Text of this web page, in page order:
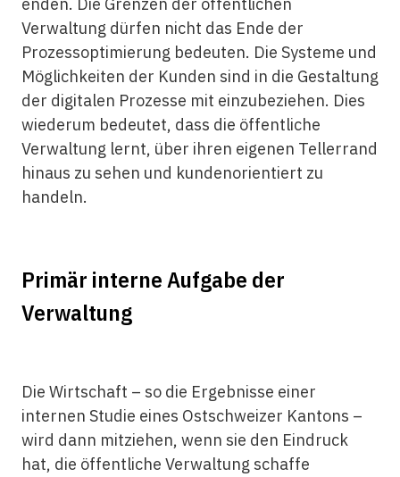
Verwaltung dürfen nicht das Ende der
Prozessoptimierung bedeuten. Die Systeme und
Möglichkeiten der Kunden sind in die Gestaltung
der digitalen Prozesse mit einzubeziehen. Dies
wiederum bedeutet, dass die öffentliche
Verwaltung lernt, über ihren eigenen Tellerrand
hinaus zu sehen und kundenorientiert zu
handeln.
Primär interne Aufgabe der
Verwaltung
Die Wirtschaft – so die Ergebnisse einer
internen Studie eines Ostschweizer Kantons –
wird dann mitziehen, wenn sie den Eindruck
hat, die öffentliche Verwaltung schaffe